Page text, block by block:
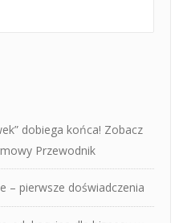
dobiega końca! Zobacz
Przewodnik
– pierwsze doświadczenia